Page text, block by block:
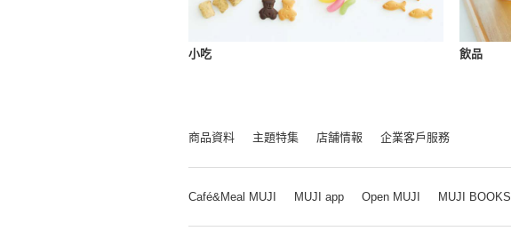
小吃 飲品
商品資料 主題特集 店舗情報 企業客戶服務
Café&Meal MUJI MUJI app Open MUJI MUJI BOOKS